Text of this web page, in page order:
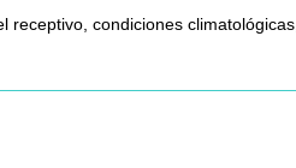
condiciones climatológicas,